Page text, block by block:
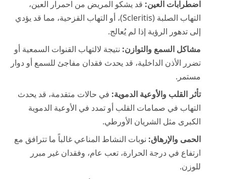
اضطرابات العين: قد يشكو المريض من احمرار العين،
التهاب الصلبة (Scleritis)، أو التهاب القزحية، مما قد يؤدي
إلى تدهور الرؤية إذا لم يُعالج.
مشاكل السمع والتوازن: نتيجة لالتهاب القنوات السمعية أو
تضرر الأذن الداخلية، قد يحدث فقدان مفاجئ للسمع أو دوار
مستمر.
تأثر القلب والأوعية الدموية: في حالات متقدمة، قد يحدث
التهاب في صمامات القلب أو تمدد في الأوعية الدموية
الكبرى مثل الشريان الأورطي.
الحمى والإرهاق: نوبات النشاط المناعي غالباً ما تترافق مع
ارتفاع في درجة الحرارة، تعب عام، وفقدان غير مبرر
للوزن.